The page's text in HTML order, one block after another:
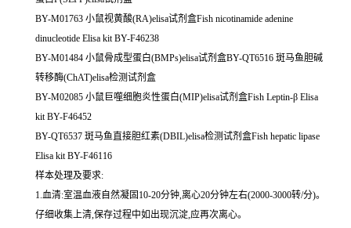
BY-M01763 小鼠视黄酸(RA)elisa试剂盒Fish nicotinamide adenine
dinucleotide Elisa kit BY-F46238
BY-M01484 小鼠骨成型蛋白(BMPs)elisa试剂盒BY-QT6516 斑马鱼胆碱
转移酶(ChAT)elisa检测试剂盒
BY-M02085 小鼠巨噬细胞炎性蛋白(MIP)elisa试剂盒Fish Leptin-β Elisa
kit BY-F46452
BY-QT6537 斑马鱼直接胆红素(DBIL)elisa检测试剂盒Fish hepatic lipase
Elisa kit BY-F46116
样本处理及要求:
1.血清:室温血液自然凝固10-20分钟,离心20分钟左右(2000-3000转/分)。
仔细收集上清,保存过程中如出现沉淀,应再次离心。